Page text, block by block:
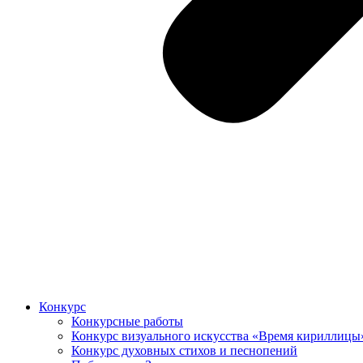
Конкурс
Конкурсные работы
Конкурс визуального искусства «Время
Конкурс духовных стихов и песнопений